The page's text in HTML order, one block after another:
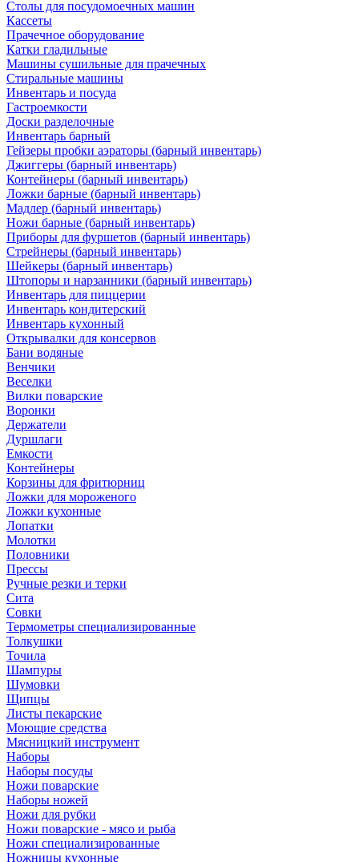
Столы для посудомоечных машин
Кассеты
Прачечное оборудование
Катки гладильные
Машины сушильные для прачечных
Стиральные машины
Инвентарь и посуда
Гастроемкости
Доски разделочные
Инвентарь барный
Гейзеры пробки аэраторы (барный инвентарь)
Джиггеры (барный инвентарь)
Контейнеры (барный инвентарь)
Ложки барные (барный инвентарь)
Мадлер (барный инвентарь)
Ножи барные (барный инвентарь)
Приборы для фуршетов (барный инвентарь)
Стрейнеры (барный инвентарь)
Шейкеры (барный инвентарь)
Штопоры и нарзанники (барный инвентарь)
Инвентарь для пиццерии
Инвентарь кондитерский
Инвентарь кухонный
Открывалки для консервов
Бани водяные
Венчики
Веселки
Вилки поварские
Воронки
Держатели
Дуршлаги
Емкости
Контейнеры
Корзины для фритюрниц
Ложки для мороженого
Ложки кухонные
Лопатки
Молотки
Половники
Прессы
Ручные резки и терки
Сита
Совки
Термометры специализированные
Толкушки
Точила
Шампуры
Шумовки
Щипцы
Листы пекарские
Моющие средства
Мясницкий инструмент
Наборы
Наборы посуды
Ножи поварские
Наборы ножей
Ножи для рубки
Ножи поварские - мясо и рыба
Ножи специализированные
Ножницы кухонные